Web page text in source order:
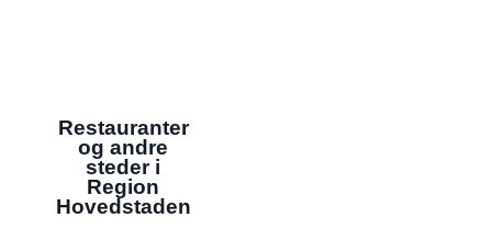
Restauranter
og andre
steder i
Region
Hovedstaden